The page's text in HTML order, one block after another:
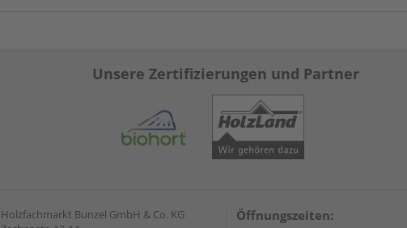
Unsere Zertifizierungen und Partner
Holzfachmarkt Bunzel GmbH & Co. KG
Öffnungszeiten: